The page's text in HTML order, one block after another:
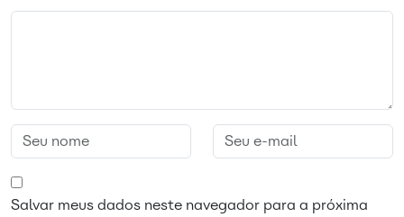
Salvar meus dados neste navegador para a próxima